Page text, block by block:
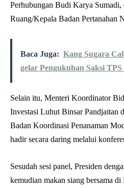
Perhubungan Budi Karya
Ruang/Kepala Badan Pertanahan
Baca Juga: Kang Sugara
gelar Pengukuhan Saksi
Selain itu, Menteri Koordinator
Investasi Luhut Binsar Pandjaitan
Badan Koordinasi Penanaman
hadir secara daring melalui
Sesudah sesi panel, Presiden
kemudian makan siang bersama